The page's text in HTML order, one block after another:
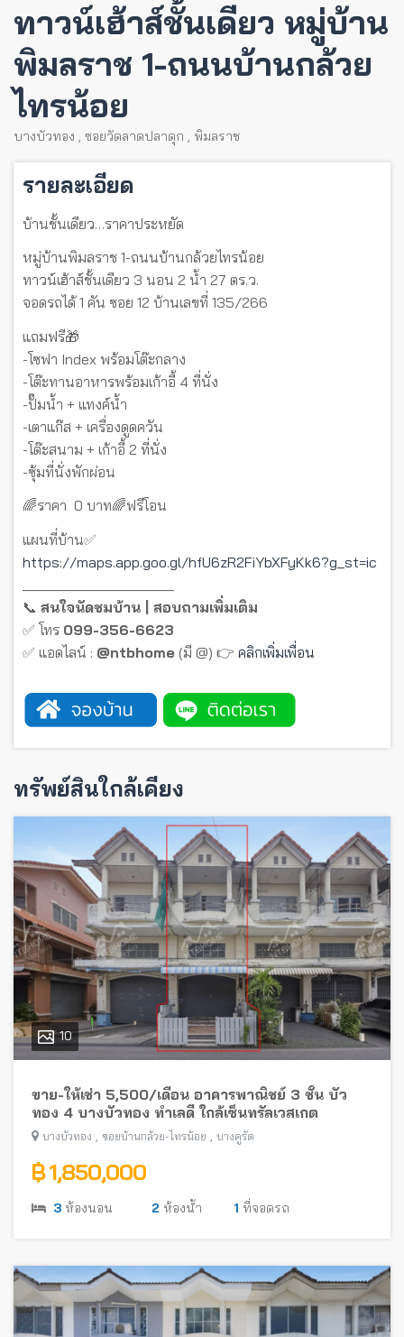
ทาวน์เฮ้าส์ชั้นเดียว หมู่บ้าน
พิมลราช 1-ถนนบ้านกล้วย
ไทรน้อย
บางบัวทอง , ซอยวัดลาดปลาดุก , พิมลราช
รายละเอียด
บ้านชั้นเดียว…ราคาประหยัด
หมู่บ้านพิมลราช 1-ถนนบ้านกล้วยไทรน้อย
ทาวน์เฮ้าส์ชั้นเดียว 3 นอน 2 น้ำ 27 ตร.ว.
จอดรถได้ 1 คัน ซอย 12 บ้านเลขที่ 135/266
แถมฟรี🎁
-โซฟา Index พร้อมโต๊ะกลาง
-โต๊ะทานอาหารพร้อมเก้าอี้ 4 ที่นั่ง
-ปั๊มน้ำ + แทงค์น้ำ
-เตาแก๊ส + เครื่องดูดควัน
-โต๊ะสนาม + เก้าอี้ 2 ที่นั่ง
-ซุ้มที่นั่งพักผ่อน
🌈ราคา 0 บาท🌈ฟรีโอน
แผนที่บ้าน✅
https://maps.app.goo.gl/hfU6zR2FiYbXFyKk6?g_st=ic
📞 สนใจนัดชมบ้าน | สอบถามเพิ่มเติม
✅ โทร 099-356-6623
✅ แอดไลน์ : @ntbhome (มี @) 👉 คลิกเพิ่มเพื่อน
ทรัพย์สินใกล้เคียง
10
ขาย-ให้เช่า 5,500/เดือน อาคารพาณิชย์ 3 ชั้น บัว
ทอง 4 บางบัวทอง ทำเลดี ใกล้เซ็นทรัลเวสเกต
บางบัวทอง , ซอยบ้านกล้วย-ไทรน้อย , บางคูรัด
฿ 1,850,000
3 ห้องนอน 2 ห้องน้ำ 1 ที่จอดรถ